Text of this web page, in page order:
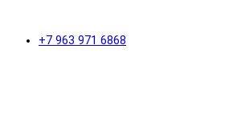
+7 963 971 6868